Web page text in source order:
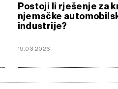
Postoji li rješenje za
njemačke
industrije?
19.03.2026